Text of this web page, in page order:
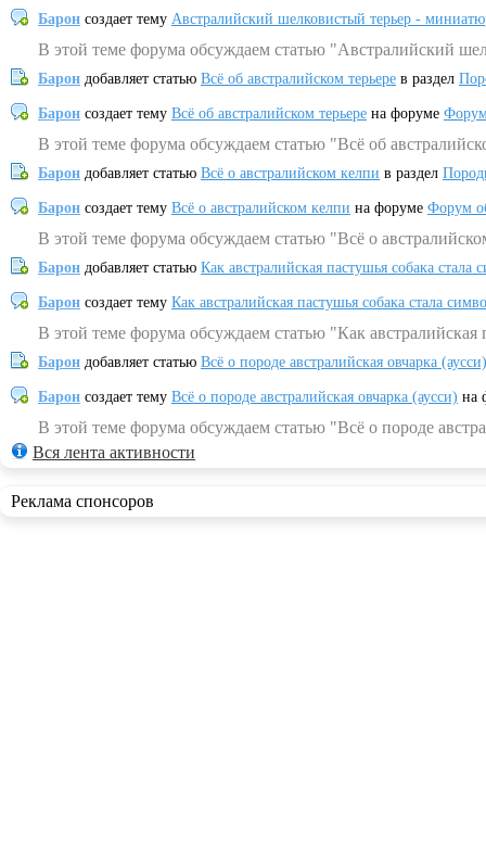
Барон создает тему Австралийский шелковистый терьер -
В этой теме форума обсуждаем статью "Австралийский
Барон добавляет статью Всё об австралийском терьере в раздел
Барон создает тему Всё об австралийском терьере на форуме
В этой теме форума обсуждаем статью "Всё об
Барон добавляет статью Всё о австралийском келпи в раздел
Барон создает тему Всё о австралийском келпи на форуме Форум
В этой теме форума обсуждаем статью "Всё о
Барон добавляет статью Как австралийская пастушья собака
Барон создает тему Как австралийская пастушья собака стала
В этой теме форума обсуждаем статью "Как
Барон добавляет статью Всё о породе австралийская овчарка (аусси)
Барон создает тему Всё о породе австралийская овчарка (аусси) на
В этой теме форума обсуждаем статью "Всё о породе
Вся лента активности
Реклама спонсоров